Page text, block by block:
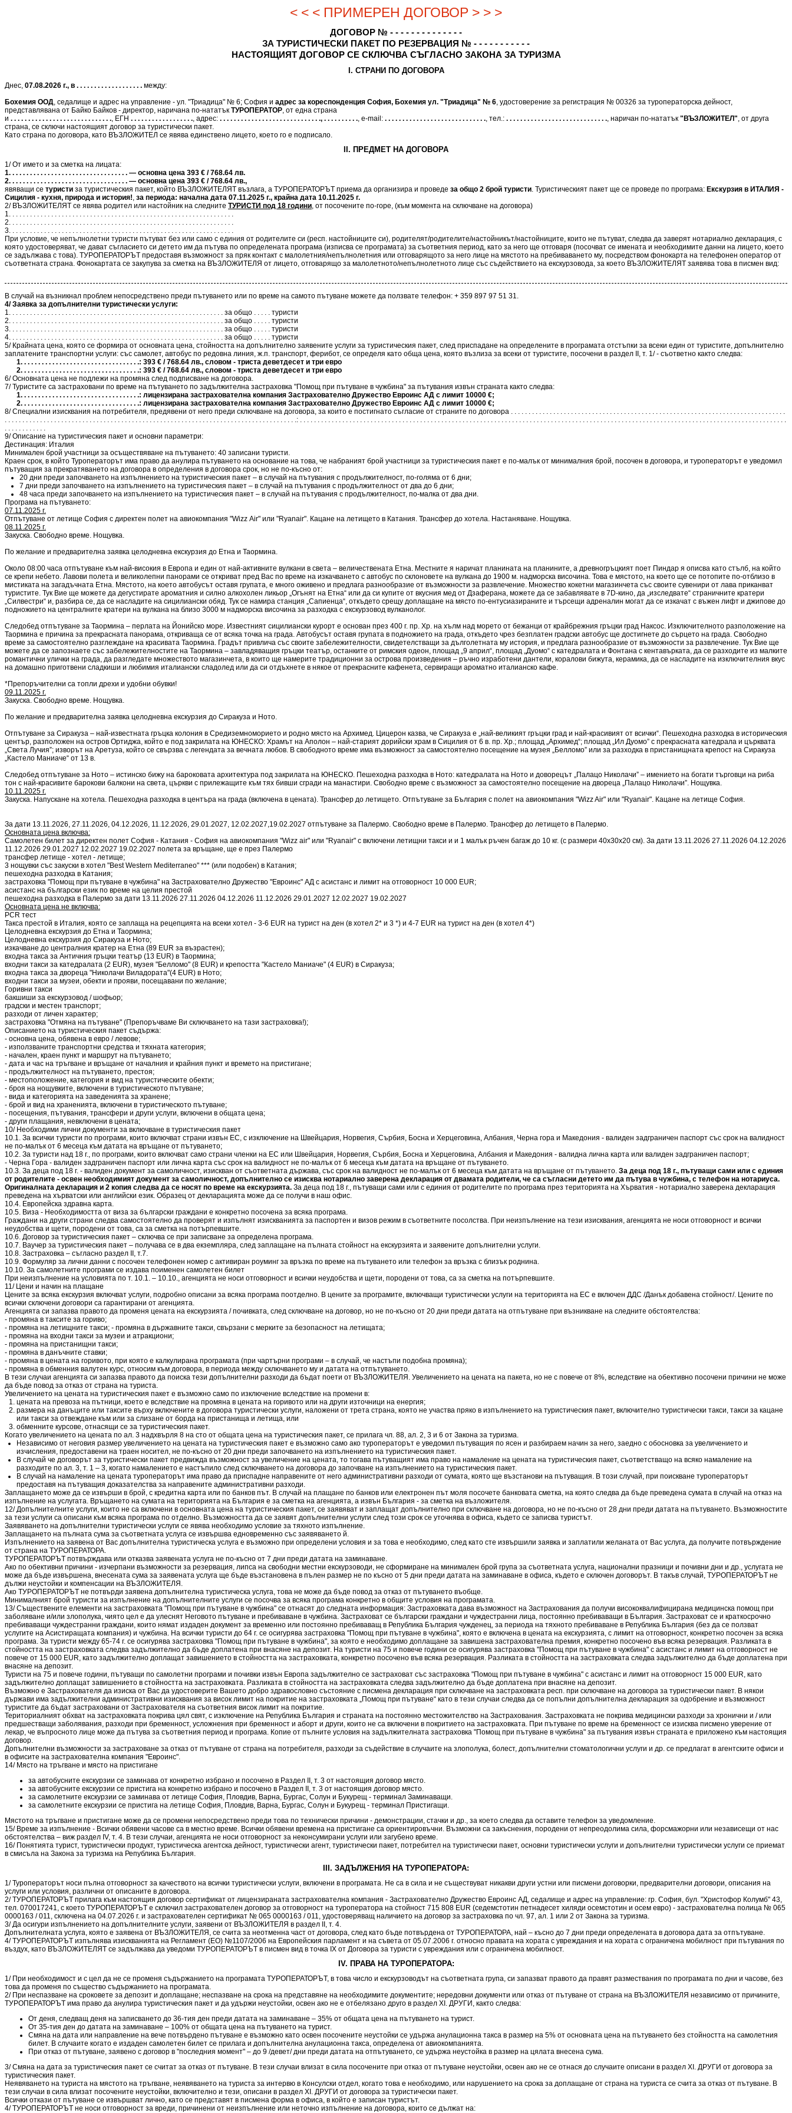
< < < ПРИМЕРЕН ДОГОВОР > > >
ДОГОВОР № - - - - - - - - - - - - - -
ЗА ТУРИСТИЧЕСКИ ПАКЕТ ПО РЕЗЕРВАЦИЯ № - - - - - - - - - - -
НАСТОЯЩИЯТ ДОГОВОР СЕ СКЛЮЧВА СЪГЛАСНО ЗАКОНА ЗА ТУРИЗМА
I. СТРАНИ ПО ДОГОВОРА
Днес, 07.08.2026 г., в . . . . . . . . . . . . . . . . . . . между:
Бохемия ООД, седалище и адрес на управление - ул. "Триадица" № 6; София и адрес за кореспонденция София, Бохемия ул. "Триадица" № 6, удостоверение за регистрация № 00326 за туроператорска дейност,
представлявана от Байко Байков - директор, наричана по-нататък ТУРОПЕРАТОР, от една страна
и . . . . . . . . . . . . . . . . . . . . . . . . . . . . ., ЕГН . . . . . . . . . . . . . . . . . ., адрес: . . . . . . . . . . . . . . . . . . . . . . . . . . . . ., . . . . . . . . . ., e-mail: . . . . . . . . . . . . . . . . . . . . . . . . . . . . ., тел.: . . . . . . . . . . . . . . . . . . . . . . . . . . . . ., наричан по-нататък "ВЪЗЛОЖИТЕЛ", от друга
страна, се сключи настоящият договор за туристически пакет.
Като страна по договора, като ВЪЗЛОЖИТЕЛ се явява единствено лицето, което го е подписало.
II. ПРЕДМЕТ НА ДОГОВОРА
1/ От името и за сметка на лицата:
1. . . . . . . . . . . . . . . . . . . . . . . . . . . . . . . . . . — основна цена 393 € / 768.64 лв.
2. . . . . . . . . . . . . . . . . . . . . . . . . . . . . . . . . . — основна цена 393 € / 768.64 лв.,
явяващи се туристи за туристическия пакет, който ВЪЗЛОЖИТЕЛЯТ възлага, а ТУРОПЕРАТОРЪТ приема да организира и проведе за общо 2 брой туристи. Туристическият пакет ще се проведе по програма: Екскурзия в ИТАЛИЯ -
Сицилия - кухня, природа и история!, за периода: начална дата 07.11.2025 г., крайна дата 10.11.2025 г.
2/ ВЪЗЛОЖИТЕЛЯТ се явява родител или настойник на следните ТУРИСТИ под 18 години, от посочените по-горе, (към момента на сключване на договора)
1. . . . . . . . . . . . . . . . . . . . . . . . . . . . . . . . . . . . . . . . . . . . . . . . . . . . . . . . . . . . . . . .
2. . . . . . . . . . . . . . . . . . . . . . . . . . . . . . . . . . . . . . . . . . . . . . . . . . . . . . . . . . . . . . . .
3. . . . . . . . . . . . . . . . . . . . . . . . . . . . . . . . . . . . . . . . . . . . . . . . . . . . . . . . . . . . . . . .
При условие, че непълнолетни туристи пътуват без или само с единия от родителите си (респ. настойниците си), родителят/родителите/настойникът/настойниците, които не пътуват, следва да заверят нотариално декларация, с
която удостоверяват, че дават съгласието си детето им да пътува по определената програма (изписва се програмата) за съответния период, като за него ще отговаря (посочват се имената и необходимите данни на лицето, което
се задължава с това). ТУРОПЕРАТОРЪТ предоставя възможност за пряк контакт с малолетния/непълнолетния или отговарящото за него лице на мястото на пребиваването му, посредством фонокарта на телефонен оператор от
съответната страна. Фонокартата се закупува за сметка на ВЪЗЛОЖИТЕЛЯ от лицето, отговарящо за малолетното/непълнолетното лице със съдействието на екскурзовода, за което ВЪЗЛОЖИТЕЛЯТ заявява това в писмен вид:
В случай на възникнал проблем непосредствено преди пътуването или по време на самото пътуване можете да ползвате телефон: + 359 897 97 51 31.
4/ Заявка за допълнителни туристически услуги:
1. . . . . . . . . . . . . . . . . . . . . . . . . . . . . . . . . . . . . . . . . . . . . . . . . . . . . . . . . . . . . за общо . . . . . туристи
2. . . . . . . . . . . . . . . . . . . . . . . . . . . . . . . . . . . . . . . . . . . . . . . . . . . . . . . . . . . . . за общо . . . . . туристи
3. . . . . . . . . . . . . . . . . . . . . . . . . . . . . . . . . . . . . . . . . . . . . . . . . . . . . . . . . . . . . за общо . . . . . туристи
4. . . . . . . . . . . . . . . . . . . . . . . . . . . . . . . . . . . . . . . . . . . . . . . . . . . . . . . . . . . . . за общо . . . . . туристи
5/ Крайната цена, която се формира от основната цена, стойността на допълнително заявените услуги за туристическия пакет, след приспадане на определените в програмата отстъпки за всеки един от туристите, допълнително
заплатените транспортни услуги: със самолет, автобус по редовна линия, ж.п. транспорт, ферибот, се определя като обща цена, която възлиза за всеки от туристите, посочени в раздел II, т. 1/ - съответно както следва:
1. . . . . . . . . . . . . . . . . . . . . . . . . . . . . . . . . .: 393 € / 768.64 лв., словом - триста деветдесет и три евро
2. . . . . . . . . . . . . . . . . . . . . . . . . . . . . . . . . .: 393 € / 768.64 лв., словом - триста деветдесет и три евро
6/ Основната цена не подлежи на промяна след подписване на договора.
7/ Туристите са застраховани по време на пътуването по задължителна застраховка "Помощ при пътуване в чужбина" за пътувания извън страната както следва:
1. . . . . . . . . . . . . . . . . . . . . . . . . . . . . . . . . .: лицензирана застрахователна компания Застрахователно Дружество Евроинс АД с лимит 10000 €;
2. . . . . . . . . . . . . . . . . . . . . . . . . . . . . . . . . .: лицензирана застрахователна компания Застрахователно Дружество Евроинс АД с лимит 10000 €;
8/ Специални изисквания на потребителя, предявени от него преди сключване на договора, за които е постигнато съгласие от страните по договора . . . . . . . . . . . . . . . . . . . . . . . . . . . . . . . . . . . . . . . . . . . . . . . . . . . . . . . . . . . . . . . . . . . . . . . . . . . . . .
. . . . . . . . . . . . . . . . . . . . . . . . . . . . . . . . . . . . . . . . . . . . . . . . . . . . . . . . . . . . . . . . . . . . . . . . . . . . . . . . . . .: . . . . . . . . . . . . . . . . . . . . . . . . . . . . . . . . . . . . . . . . . . . . . . . . . . . . . . . . . . . . . . . . . . . . . . . . . . . . . . . . . . . . . . . . . . . . . . . . . . . . . . . . . . . . . . . . . . . . . . . . . . . . . . . . . . . . . . . . . .
. . . . . . . . . . . .
9/ Описание на туристическия пакет и основни параметри:
Дестинация: Италия
Минимален брой участници за осъществяване на пътуването: 40 записани туристи.
Краен срок, в който Туроператорът има право да анулира пътуването на основание на това, че набраният брой участници за туристическия пакет е по-малък от минималния брой, посочен в договора, и туроператорът е уведомил
пътуващия за прекратяването на договора в определения в договора срок, но не по-късно от:
20 дни преди започването на изпълнението на туристическия пакет – в случай на пътувания с продължителност, по-голяма от 6 дни;
7 дни преди започването на изпълнението на туристическия пакет – в случай на пътувания с продължителност от два до 6 дни;
48 часа преди започването на изпълнението на туристическия пакет – в случай на пътувания с продължителност, по-малка от два дни.
Програма на пътуването:
07.11.2025 г.
Отпътуване от летище София с директен полет на авиокомпания "Wizz Аir" или "Ryanair". Кацане на летището в Катания. Трансфер до хотела. Настаняване. Нощувка.
08.11.2025 г.
Закуска. Свободно време. Нощувка.
По желание и предварителна заявка целодневна екскурзия до Етна и Таормина.
Около 08:00 часа отпътуване към най-високия в Европа и един от най-активните вулкани в света – величествената Етна. Местните я наричат планината на планините, а древногръцкият поет Пиндар я описва като стълб, на който
се крепи небето. Лавови полета и великолепни панорами се откриват пред Вас по време на изкачването с автобус по склоновете на вулкана до 1900 м. надморска височина. Това е мястото, на което ще се потопите по-отблизо в
мистиката на загадъчната Етна. Мястото, на което автобусът оставя групата, е много оживено и предлага разнообразие от възможности за развлечение. Множество кокетни магазинчета със своите сувенири от лава приканват
туристите. Тук Вие ще можете да дегустирате ароматния и силно алкохолен ликьор „Огънят на Етна“ или да си купите от вкусния мед от Дзаферана, можете да се забавлявате в 7D-кино, да „изследвате“ страничните кратери
„Силвестри“ и, разбира се, да се насладите на сицилиански обяд. Тук се намира станция „Сапиенца“, откъдето срещу доплащане на място по-ентусиазираните и търсещи адреналин могат да се изкачат с въжен лифт и джипове до
подножието на централните кратери на вулкана на близо 3000 м надморска височина за разходка с екскурзовод вулканолог.
Следобед отпътуване за Таормина – перлата на Йонийско море. Известният сицилиански курорт е основан през 400 г. пр. Хр. на хълм над морето от бежанци от крайбрежния гръцки град Наксос. Изключителното разположение на
Таормина е причина за прекрасната панорама, откриваща се от всяка точка на града. Автобусът оставя групата в подножието на града, откъдето чрез безплатен градски автобус ще достигнете до сърцето на града. Свободно
време за самостоятелно разглеждане на красивата Таормина. Градът привлича със своите забележителности, свидетелстващи за дълголетната му история, и предлага разнообразие от възможности за развлечение. Тук Вие ще
можете да се запознаете със забележителностите на Таормина – завладяващия гръцки театър, останките от римския одеон, площад „9 април“, площад „Дуомо“ с катедралата и Фонтана с кентавърката, да се разходите из малките
романтични улички на града, да разгледате множеството магазинчета, в които ще намерите традиционни за острова произведения – ръчно изработени дантели, коралови бижута, керамика, да се насладите на изключителния вкус
на домашно приготвени сладкиши и любимия италиански сладолед или да си отдъхнете в някое от прекрасните кафенета, сервиращи ароматно италианско кафе.
*Препоръчителни са топли дрехи и удобни обувки!
09.11.2025 г.
Закуска. Свободно време. Нощувка.
По желание и предварителна заявка целодневна екскурзия до Сиракуза и Ното.
Отпътуване за Сиракуза – най-известната гръцка колония в Средиземноморието и родно място на Архимед. Цицерон казва, че Сиракуза е „най-великият гръцки град и най-красивият от всички“. Пешеходна разходка в историческия
център, разположен на остров Ортиджа, който е под закрилата на ЮНЕСКО: Храмът на Аполон – най-старият дорийски храм в Сицилия от 6 в. пр. Хр.; площад „Архимед“; площад „Ил Дуомо” с прекрасната катедрала и църквата
„Света Лучия”; изворът на Аретуза, който се свързва с легендата за вечната любов. В свободното време има възможност за самостоятелно посещение на музея „Белломо” или за разходка в пристанищната крепост на Сиракуза
„Кастело Маниаче“ от 13 в.
Следобед отпътуване за Ното – истинско бижу на бароковата архитектура под закрилата на ЮНЕСКО. Пешеходна разходка в Ното: катедралата на Ното и доворецът „Палацо Николачи” – имението на богати търговци на риба
тон с най-красивите барокови балкони на света, църкви с прилежащите към тях бивши сгради на манастири. Свободно време с възможност за самостоятелно посещение на двореца „Палацо Николачи”. Нощувка.
10.11.2025 г.
Закуска. Напускане на хотела. Пешеходна разходка в центъра на града (включена в цената). Трансфер до летището. Отпътуване за България с полет на авиокомпания "Wizz Air" или "Ryanair". Кацане на летище София.
За дати 13.11.2026, 27.11.2026, 04.12.2026, 11.12.2026, 29.01.2027, 12.02.2027,19.02.2027 отпътуване за Палермо. Свободно време в Палермо. Трансфер до летището в Палермо.
Основната цена включва:
Самолетен билет за директен полет София - Катания - София на авиокомпания "Wizz air" или "Ryanair" с включени летищни такси и и 1 малък ръчен багаж до 10 кг. (с размери 40х30х20 см). За дати 13.11.2026 27.11.2026 04.12.2026
11.12.2026 29.01.2027 12.02.2027 19.02.2027 полета за връщане, ще е през Палермо
трансфер летище - хотел - летище;
3 нощувки със закуски в хотел "Best Western Mediterraneo" *** (или подобен) в Катания;
пешеходна разходка в Катания;
застраховка "Помощ при пътуване в чужбина" на Застрахователно Дружество "Евроинс" АД с асистанс и лимит на отговорност 10 000 EUR;
асистанс на български език по време на целия престой
пешеходна разходка в Палермо за дати 13.11.2026 27.11.2026 04.12.2026 11.12.2026 29.01.2027 12.02.2027 19.02.2027
Основната цена не включва:
PCR тест
Такса престой в Италия, която се заплаща на рецепцията на всеки хотел - 3-6 EUR на турист на ден (в хотел 2* и 3 *) и 4-7 EUR на турист на ден (в хотел 4*)
Целодневна екскурзия до Етна и Таормина;
Целодневна екскурзия до Сиракуза и Ното;
изкачване до централния кратер на Етна (89 EUR за възрастен);
входна такса за Античния гръцки театър (13 EUR) в Таормина;
входни такси за катедралата (2 EUR), музея "Белломо" (8 EUR) и крепостта "Кастело Маниаче" (4 EUR) в Сиракуза;
входна такса за дворецa "Николачи Виладората"(4 EUR) в Ното;
входни такси за музеи, обекти и прояви, посещавани по желание;
Горивни такси
бакшиши за екскурзовод / шофьор;
градски и местен транспорт;
разходи от личен характер;
застраховка "Отмяна на пътуване" (Препоръчваме Ви сключването на тази застраховка!);
Описанието на туристическия пакет съдържа:
- основна цена, обявена в евро / левове;
- използваните транспортни средства и тяхната категория;
- начален, краен пункт и маршрут на пътуването;
- дата и час на тръгване и връщане от началния и крайния пункт и времето на пристигане;
- продължителност на пътуването, престоя;
- местоположение, категория и вид на туристическите обекти;
- броя на нощувките, включени в туристическото пътуване;
- вида и категорията на заведенията за хранене;
- брой и вид на храненията, включени в туристическото пътуване;
- посещения, пътувания, трансфери и други услуги, включени в общата цена;
- други плащания, невключени в цената;
10/ Необходими лични документи за включване в туристическия пакет
10.1. За всички туристи по програми, които включват страни извън ЕС, с изключение на Швейцария, Норвегия, Сърбия, Босна и Херцеговина, Албания, Черна гора и Македония - валиден задграничен паспорт със срок на валидност
не по-малък от 6 месеца към датата на връщане от пътуването;
10.2. За туристи над 18 г., по програми, които включват само страни членки на ЕС или Швейцария, Норвегия, Сърбия, Босна и Херцеговина, Албания и Македония - валидна лична карта или валиден задграничен паспорт;
- Черна Гора - валиден задграничен паспорт или лична карта със срок на валидност не по-малък от 6 месеца към датата на връщане от пътуването.
10.3. За деца под 18 г. - валиден документ за самоличност, изискван от съответната държава, със срок на валидност не по-малък от 6 месеца към датата на връщане от пътуването. За деца под 18 г., пътуващи сами или с единия
от родителите - освен необходимият документ за самоличност, допълнително се изисква нотариално заверена декларация от двамата родители, че са съгласни детето им да пътува в чужбина, с телефон на нотариуса.
Оригиналната декларация и 2 копия следва да се носят по време на екскурзията. За деца под 18 г., пътуващи сами или с единия от родителите по програма през територията на Хърватия - нотариално заверена декларация
преведена на хърватски или английски език. Образец от декларацията може да се получи в наш офис.
10.4. Европейска здравна карта.
10.5. Виза - Необходимостта от виза за български граждани е конкретно посочена за всяка програма.
Граждани на други страни следва самостоятелно да проверят и изпълнят изискванията за паспортен и визов режим в съответните посолства. При неизпълнение на тези изисквания, агенцията не носи отговорност и всички
неудобства и щети, породени от това, са за сметка на потърпевшите.
10.6. Договор за туристическия пакет – сключва се при записване за определена програма.
10.7. Ваучер за туристическия пакет – получава се в два екземпляра, след заплащане на пълната стойност на екскурзията и заявените допълнителни услуги.
10.8. Застраховка – съгласно раздел ІІ, т.7.
10.9. Формуляр за лични данни с посочен телефонен номер с активиран роуминг за връзка по време на пътуването или телефон за връзка с близък роднина.
10.10. За самолетните програми се издава поименен самолетен билет
При неизпълнение на условията по т. 10.1. – 10.10., агенцията не носи отговорност и всички неудобства и щети, породени от това, са за сметка на потърпевшите.
11/ Цени и начин на плащане
Цените за всяка екскурзия включват услуги, подробно описани за всяка програма поотделно. В цените за програмите, включващи туристически услуги на територията на ЕС е включен ДДС /Данък добавена стойност/. Цените по
всички сключени договори са гарантирани от агенцията.
Агенцията си запазва правото да променя цената на екскурзията / почивката, след сключване на договор, но не по-късно от 20 дни преди датата на отпътуване при възникване на следните обстоятелства:
- промяна в таксите за гориво;
- промяна на летищните такси; - промяна в държавните такси, свързани с мерките за безопасност на летищата;
- промяна на входни такси за музеи и атракциони;
- промяна на пристанищни такси;
- промяна в данъчните ставки;
- промяна в цената на горивото, при която е калкулирана програмата (при чартърни програми – в случай, че настъпи подобна промяна);
- промяна в обменния валутен курс, относим към договора, в периода между сключването му и датата на отпътуването.
В тези случаи агенцията си запазва правото да поиска тези допълнителни разходи да бъдат поети от ВЪЗЛОЖИТЕЛЯ. Увеличението на цената на пакета, но не с повече от 8%, вследствие на обективно посочени причини не може
да бъде повод за отказ от страна на туриста.
Увеличението на цената на туристическия пакет е възможно само по изключение вследствие на промени в:
цената на превоза на пътници, което е вследствие на промяна в цената на горивото или на други източници на енергия;
размера на данъците или таксите върху включените в договора туристически услуги, наложени от трета страна, която не участва пряко в изпълнението на туристическия пакет, включително туристически такси, такси за кацане
или такси за отвеждане към или за слизане от борда на пристанища и летища, или
обменните курсове, отнасящи се за туристическия пакет.
Когато увеличението на цената по ал. 3 надхвърля 8 на сто от общата цена на туристическия пакет, се прилага чл. 88, ал. 2, 3 и 6 от Закона за туризма.
Независимо от неговия размер увеличението на цената на туристическия пакет е възможно само ако туроператорът е уведомил пътуващия по ясен и разбираем начин за него, заедно с обосновка за увеличението и
изчисления, предоставени на траен носител, не по-късно от 20 дни преди започването на изпълнението на туристическия пакет.
В случай че договорът за туристически пакет предвижда възможност за увеличение на цената, то тогава пътуващият има право на намаление на цената на туристическия пакет, съответстващо на всяко намаление на
разходите по ал. 3, т. 1 – 3, когато намалението е настъпило след сключването на договора до започване на изпълнението на туристическия пакет.
В случай на намаление на цената туроператорът има право да приспадне направените от него административни разходи от сумата, която ще възстанови на пътуващия. В този случай, при поискване туроператорът
предоставя на пътуващия доказателства за направените административни разходи.
Заплащането може да се извърши в брой, с кредитна карта или по банков път. В случай на плащане по банков или електронен път моля посочете банковата сметка, на която следва да бъде преведена сумата в случай на отказ на
изпълнение на услугата. Връщането на сумата на територията на България е за сметка на агенцията, а извън България - за сметка на възложителя.
12/ Допълнителните услуги, които не са включени в основната цена на туристическия пакет, се заявяват и заплащат допълнително при сключване на договора, но не по-късно от 28 дни преди датата на пътуването. Възможностите
за тези услуги са описани към всяка програма по отделно. Възможността да се заявят допълнителни услуги след този срок се уточнява в офиса, където се записва туристът.
Заявяването на допълнителни туристически услуги се явява необходимо условие за тяхното изпълнение.
Заплащането на пълната сума за съответната услуга се извършва едновременно със заявяването й.
Изпълнението на заявена от Вас допълнителна туристическа услуга е възможно при определени условия и за това е необходимо, след като сте извършили заявка и заплатили желаната от Вас услуга, да получите потвърждение
от страна на ТУРОПЕРАТОРА.
ТУРОПЕРАТОРЪТ потвърждава или отказва заявената услуга не по-късно от 7 дни преди датата на заминаване.
Ако по обективни причини - изчерпани възможности за резервация, липса на свободни местни екскурзоводи, не сформиране на минимален брой група за съответната услуга, национални празници и почивни дни и др., услугата не
може да бъде извършена, внесената сума за заявената услуга ще бъде възстановена в пълен размер не по късно от 5 дни преди датата на заминаване в офиса, където е сключен договорът. В такъв случай, ТУРОПЕРАТОРЪТ не
дължи неустойки и компенсации на ВЪЗЛОЖИТЕЛЯ.
Ако ТУРОПЕРАТОРЪТ не потвърди заявена допълнителна туристическа услуга, това не може да бъде повод за отказ от пътуването въобще.
Минималният брой туристи за изпълнение на допълнителните услуги се посочва за всяка програма конкретно в общите условия на програмата.
13/ Съществените елементи на застраховката "Помощ при пътуване в чужбина" се отнасят до следната информация: Застраховката дава възможност на Застрахования да получи висококвалифицирана медицинска помощ при
заболяване и/или злополука, чиято цел е да улеснят Неговото пътуване и пребиваване в чужбина. Застраховат се български граждани и чуждестранни лица, постоянно пребиваващи в България. Застраховат се и краткосрочно
пребиваващи чуждестранни граждани, които нямат издаден документ за временно или постоянно пребиваващ в Република България чужденец, за периода на тяхното пребиваване в Република България (без да се ползват
услугите на Асистиращата компания) и чужбина. На всички туристи до 64 г. се осигурява застраховка "Помощ при пътуване в чужбина", която е включена в цената на екскурзията, с лимит на отговорност, конкретно посочен за всяка
програма. За туристи между 65-74 г. се осигурява застраховка "Помощ при пътуване в чужбина", за която е необходимо доплащане за завишена застрахователна премия, конкретно посочено във всяка резервация. Разликата в
стойността на застраховката следва задължително да бъде доплатена при внасяне на депозит. На туристи на 75 и повече години се осигурява застраховка "Помощ при пътуване в чужбина" с асистанс и лимит на отговорност не
повече от 15 000 EUR, като задължително доплащат завишението в стойността на застраховката, конкретно посочено във всяка резервация. Разликата в стойността на застраховката следва задължително да бъде доплатена при
внасяне на депозит.
Туристи на 75 и повече години, пътуващи по самолетни програми и почивки извън Европа задължително се застраховат със застраховка "Помощ при пътуване в чужбина" с асистанс и лимит на отговорност 15 000 EUR, като
задължително доплащат завишението в стойността на застраховката. Разликата в стойността на застраховката следва задължително да бъде доплатена при внасяне на депозит.
Възможно е Застрахователя да изиска от Вас да удостоверите Вашето добро здравословно състояние с писмена декларация при сключване на застраховката респ. при сключване на договора за туристически пакет. В някои
държави има задължителни административни изисквания за висок лимит на покритие на застраховката „Помощ при пътуване“ като в тези случаи следва да се попълни допълнителна декларация за одобрение и възможност
туристите да бъдат застраховани от Застрахователя на съответния висок лимит на покритие.
Териториалният обхват на застраховката покрива цял свят, с изключение на Република България и страната на постоянно местожителство на Застрахования. Застраховката не покрива медицински разходи за хронични и / или
предшестващи заболявания, разходи при бременност, усложнения при бременност и аборт и други, които не са включени в покритието на застраховката. При пътуване по време на бременност се изисква писмено уверение от
лекар, че въпросното лице може да пътува за съответния период и програма. Копие от пълните условия на задължителната застраховка "Помощ при пътуване в чужбина" за пътувания извън страната е приложено към настоящия
договор.
Допълнителни възможности за застраховане за отказ от пътуване от страна на потребителя, разходи за съдействие в случаите на злополука, болест, допълнителни стоматологични услуги и др. се предлагат в агентските офиси и
в офисите на застрахователна компания "Евроинс".
14/ Място на тръгване и място на пристигане
за автобусните екскурзии се заминава от конкретно избрано и посочено в Раздел ІІ, т. 3 от настоящия договор място.
за автобусните екскурзии се пристига на конкретно избрано и посочено в Раздел ІІ, т. 3 от настоящия договор място.
за самолетните екскурзии се заминава от летище София, Пловдив, Варна, Бургас, Солун и Букурещ - терминал Заминаващи.
за самолетните екскурзии се пристига на летище София, Пловдив, Варна, Бургас, Солун и Букурещ - терминал Пристигащи.
Мястото на тръгване и пристигане може да се промени непосредствено преди това по технически причини - демонстрации, стачки и др., за което следва да оставите телефон за уведомление.
15/ Време за изпълнение - Всички обявени часове са в местно време. Всички обявени времена на пристигане са ориентировъчни. Възможни са закъснения, породени от непреодолима сила, форсмажорни или независещи от нас
обстоятелства – виж раздел ІV, т. 4. В тези случаи, агенцията не носи отговорност за неконсумирани услуги или загубено време.
16/ Понятията турист, туристически продукт, туристическа агентска дейност, туристически агент, туристически пакет, потребител на туристически пакет, основни туристически услуги и допълнителни туристически услуги се приемат
в смисъла на Закона за туризма на Република България.
III. ЗАДЪЛЖЕНИЯ НА ТУРОПЕРАТОРА:
1/ Туроператорът носи пълна отговорност за качеството на всички туристически услуги, включени в програмата. Не са в сила и не съществуват никакви други устни или писмени договорки, предварителни договори, описания на
услуги или условия, различни от описаните в договора.
2/ ТУРОПЕРАТОРЪТ прилага към настоящия договор сертификат от лицензираната застрахователна компания - Застрахователно Дружество Евроинс АД, седалище и адрес на управление: гр. София, бул. "Христофор Колумб" 43,
тел. 070017241, с което ТУРОПЕРАТОРЪТ е сключил застрахователен договор за отговорност на туроператора на стойност 715 808 EUR (седемстотин петнадесет хиляди осемстотин и осем евро) - застрахователна полица № 065
0000163 / 011, сключена на 04.07.2026 г. и застрахователен сертификат № 065 0000163 / 011, удостоверяващ наличието на договор за застраховка по чл. 97, ал. 1 или 2 от Закона за туризма.
3/ Да осигури изпълнението на допълнителните услуги, заявени от ВЪЗЛОЖИТЕЛЯ в раздел II, т. 4.
Допълнителната услуга, която е заявена от ВЪЗЛОЖИТЕЛЯ, се счита за неотменна част от договора, след като бъде потвърдена от ТУРОПЕРАТОРА, най – късно до 7 дни преди определената в договора дата за отпътуване.
4/ ТУРОПЕРАТОРЪТ изпълнява изискванията на Регламент (ЕО) №1107/2006 на Европейския парламент и на съвета от 05.07.2006 г. относно правата на хората с увреждания и на хората с ограничена мобилност при пътувания по
въздух, като ВЪЗЛОЖИТЕЛЯТ се задължава да уведоми ТУРОПЕРАТОРЪТ в писмен вид в точка ІХ от Договора за туристи с увреждания или с ограничена мобилност.
IV. ПРАВА НА ТУРОПЕРАТОРА:
1/ При необходимост и с цел да не се променя съдържанието на програмата ТУРОПЕРАТОРЪТ, в това число и екскурзоводът на съответната група, си запазват правото да правят размествания по програмата по дни и часове, без
това да променя по същество съдържанието на програмата.
2/ При неспазване на сроковете за депозит и доплащане; неспазване на срока на представяне на необходимите документите; нередовни документи или отказ от пътуване от страна на ВЪЗЛОЖИТЕЛЯ независимо от причините,
ТУРОПЕРАТОРЪТ има право да анулира туристическия пакет и да удържи неустойки, освен ако не е отбелязано друго в раздел XI. ДРУГИ, както следва:
От деня, следващ деня на записването до 36-тия ден преди датата на заминаване – 35% от общата цена на пътуването на турист.
От 35-тия ден до датата на заминаване – 100% от общата цена на пътуването на турист.
Смяна на дата или направление на вече потвърдено пътуване е възможно като освен посочените неустойки се удържа анулационна такса в размер на 5% от основната цена на пътуването без стойността на самолетния
билет. В случаите когато е издаден самолетен билет се прилага и допълнителна анулационна такса, определена от авиокомпанията.
При отказ от пътуване, заявено с договор в "последния момент" – до 9 /девет/ дни преди датата на отпътуването, се удържа неустойка в размер на цялата внесена сума.
3/ Смяна на дата за туристическия пакет се считат за отказ от пътуване. В тези случаи влизат в сила посочените при отказ от пътуване неустойки, освен ако не се отнася до случаите описани в раздел XI. ДРУГИ от договора за
туристическия пакет.
Неявяването на туриста на мястото на тръгване, неявяването на туриста за интервю в Консулски отдел, когато това е необходимо, или нарушението на срока за доплащане от страна на туриста се счита за отказ от пътуване. В
тези случаи в сила влизат посочените неустойки, включително и тези, описани в раздел XI. ДРУГИ от договора за туристически пакет.
Всички откази от пътуване се извършват лично, като се представят в писмена форма в офиса, в който е записан туристът.
4/ ТУРОПЕРАТОРЪТ не носи отговорност за вреди, причинени от неизпълнение или неточно изпълнение на договора, които се дължат на: